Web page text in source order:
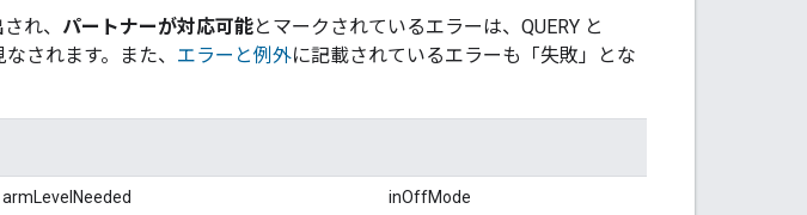
れ、 パートナーが対応可能とマークされているエラーは、QUERY と
されます。また、 エラーと例外に記載されているエラーも「失敗」とな
armLevelNeeded inOffMode